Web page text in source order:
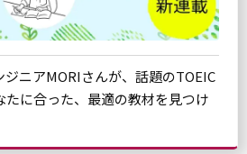
ジニアMORIさんが、話題のTOEIC
に合った、最適の教材を見つけ